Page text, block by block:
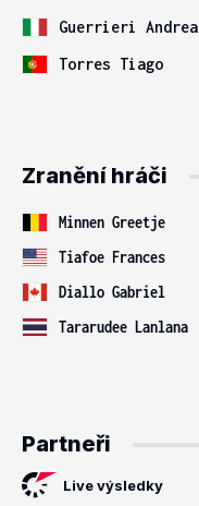
Guerrieri Andrea
Torres Tiago
Zranění hráči
Minnen Greetje
Tiafoe Frances
Diallo Gabriel
Tararudee Lanlana
Partneři
Live výsledky